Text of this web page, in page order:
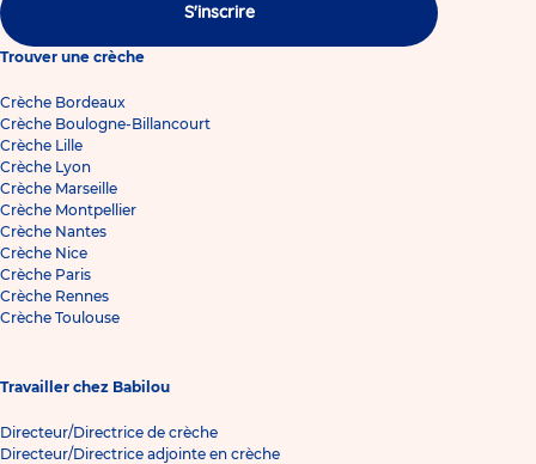
S'inscrire
Trouver une crèche
Crèche Bordeaux
Crèche Boulogne-Billancourt
Crèche Lille
Crèche Lyon
Crèche Marseille
Crèche Montpellier
Crèche Nantes
Crèche Nice
Crèche Paris
Crèche Rennes
Crèche Toulouse
Travailler chez Babilou
Directeur/Directrice de crèche
Directeur/Directrice adjointe en crèche